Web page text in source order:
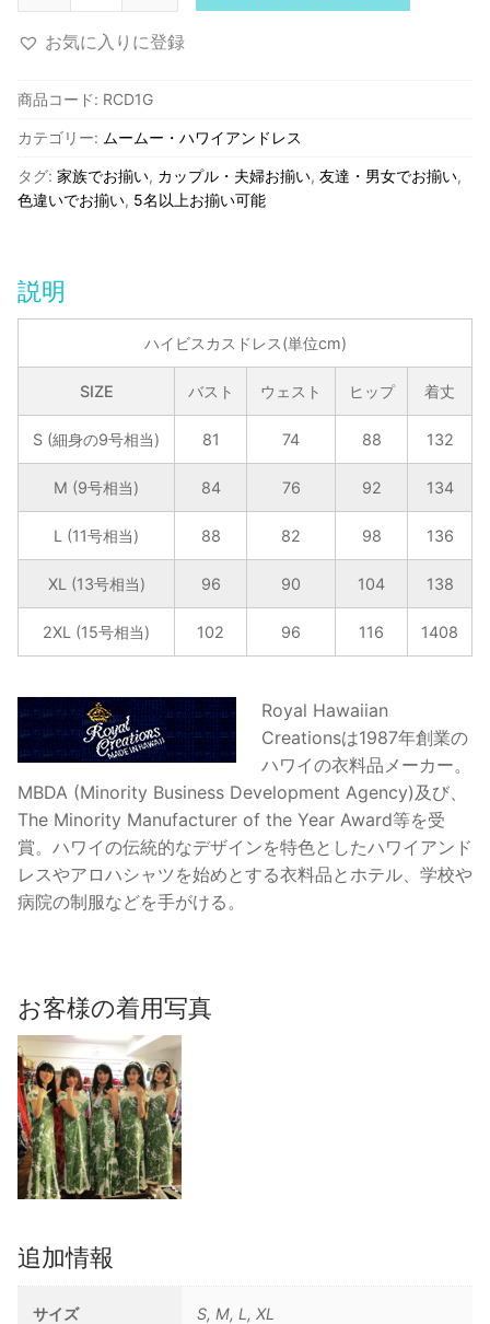
イ
ハ
ワ
イ
ア
リ
エ
ン・
イ
ス・
ロ
グ
レ
ス/
グ
リ
ー
ン
個
お気に入りに登録
商品コード: RCD1G
カテゴリー: ムームー・ハワイアンドレス
タグ: 家族でお揃い, カップル・夫婦お揃い, 友達・男女でお揃い,
色違いでお揃い, 5名以上お揃い可能
説明
ハイビスカスドレス(単位cm)
SIZE バスト ウェスト ヒップ 着丈
S (細身の9号相当) 81 74 88 132
M (9号相当) 84 76 92 134
L (11号相当) 88 82 98 136
XL (13号相当) 96 90 104 138
2XL (15号相当) 102 96 116 1408
Royal Hawaiian
Creationsは1987年創業の
ハワイの衣料品メーカー。
MBDA (Minority Business Development Agency)及び、
The Minority Manufacturer of the Year Award等を受
賞。ハワイの伝統的なデザインを特色としたハワイアンド
レスやアロハシャツを始めとする衣料品とホテル、学校や
病院の制服などを手がける。
お客様の着用写真
追加情報
サイズ S, M, L, XL